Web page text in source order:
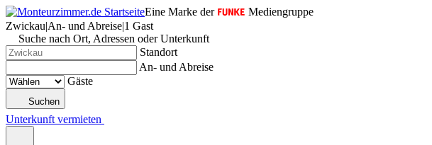
Eine Marke der
Mediengruppe
Zwickau|An- und Abreise|1 Gast
Suche nach Ort, Adressen oder Unterkunft
Standort
An- und Abreise
Gäste
Suchen
Unterkunft vermieten